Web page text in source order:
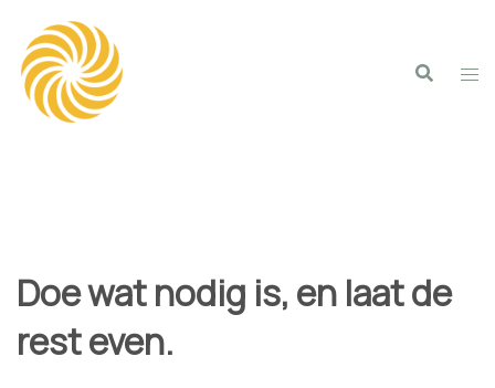
naar
inhoud
Doe wat nodig is, en laat de
rest even.